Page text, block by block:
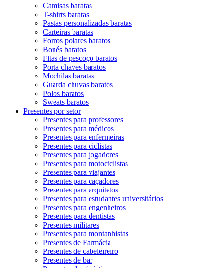
Camisas baratas
T-shirts baratas
Pastas personalizadas baratas
Carteiras baratas
Forros polares baratos
Bonés baratos
Fitas de pescoço baratos
Porta chaves baratos
Mochilas baratas
Guarda chuvas baratos
Polos baratos
Sweats baratos
Presentes por setor
Presentes para professores
Presentes para médicos
Presentes para enfermeiras
Presentes para ciclistas
Presentes para jogadores
Presentes para motociclistas
Presentes para viajantes
Presentes para caçadores
Presentes para arquitetos
Presentes para estudantes universitários
Presentes para engenheiros
Presentes para dentistas
Presentes militares
Presentes para montanhistas
Presentes de Farmácia
Presentes de cabeleireiro
Presentes de bar